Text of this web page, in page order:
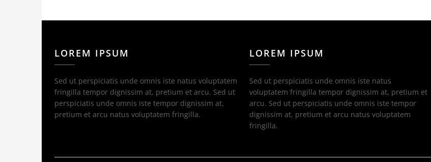
LOREM IPSUM
Sed ut perspiciatis unde omnis iste natus voluptatem
fringilla tempor dignissim at, pretium et arcu. Sed ut
perspiciatis unde omnis iste tempor dignissim at,
pretium et arcu natus voluptatem fringilla.
LOREM IPSUM
Sed ut perspiciatis unde omnis iste natus
voluptatem fringilla tempor dignissim at, pretium et
arcu. Sed ut perspiciatis unde omnis iste tempor
dignissim at, pretium et arcu natus voluptatem
fringilla.